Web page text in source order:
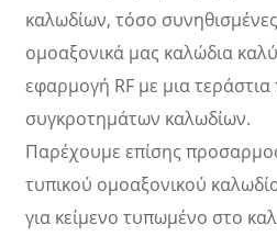
καλωδίων, τόσο
ομοαξονικά μας καλώδια
εφαρμογή RF με μια τεράστια
συγκροτημάτων καλωδίων.
Παρέχουμε επίσης
τυπικού ομοαξονικού
για κείμενο τυπωμένο στο